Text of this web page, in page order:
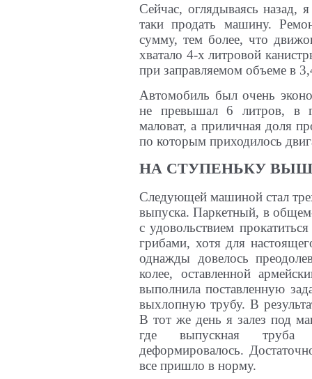
Сейчас, оглядываясь
таки продать машину.
сумму, тем более, что
хватало 4-х литровой
при заправляемом объеме в
Автомобиль был очень
не превышал 6 литров, в
маловат, а приличная доля
по которым приходилось
НА СТУПЕНЬКУ
Следующей машиной стал
выпуска. Паркетный, в
с удовольствием
грибами, хотя для
однажды довелось
колее, оставленной
выполнила поставленную
выхлопную трубу. В
В тот же день я залез под
где выпускная труба
деформировалось.
все пришло в норму.